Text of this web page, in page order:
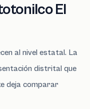
El
al nivel estatal. La
distrital que
deja comparar